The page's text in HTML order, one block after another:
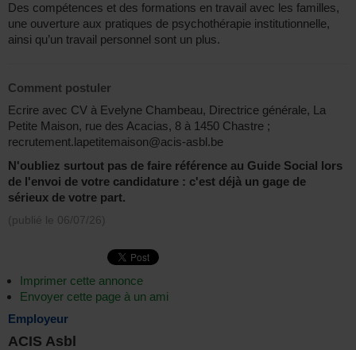
Des compétences et des formations en travail avec les familles,
une ouverture aux pratiques de psychothérapie institutionnelle,
ainsi qu’un travail personnel sont un plus.
Comment postuler
Ecrire avec CV à Evelyne Chambeau, Directrice générale, La
Petite Maison, rue des Acacias, 8 à 1450 Chastre ;
recrutement.lapetitemaison@acis-asbl.be
N'oubliez surtout pas de faire référence au Guide Social lors
de l'envoi de votre candidature : c'est déjà un gage de
sérieux de votre part.
(publié le 06/07/26
Imprimer cette annonce
Envoyer cette page à un ami
Employeur
ACIS Asbl